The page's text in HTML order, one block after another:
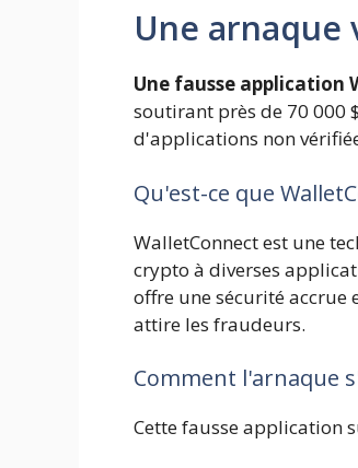
Une arnaque
Une fausse application
soutirant près de 70 000
d'applications non
Qu'est-ce que
WalletConnect est une
crypto à diverses
offre une sécurité
attire les fraudeurs.
Comment l'arnaque
Cette fausse application